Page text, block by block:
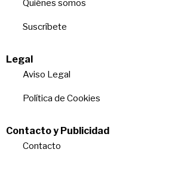
Quiénes somos
Suscríbete
Legal
Aviso Legal
Política de Cookies
Contacto y Publicidad
Contacto